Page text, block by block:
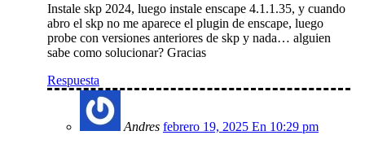
Instale skp 2024, luego instale enscape 4.1.1.35, y cuando
abro el skp no me aparece el plugin de enscape, luego
probe con versiones anteriores de skp y nada… alguien
sabe como solucionar? Gracias
Respuesta
Andres febrero 19, 2025 En 10:29 pm